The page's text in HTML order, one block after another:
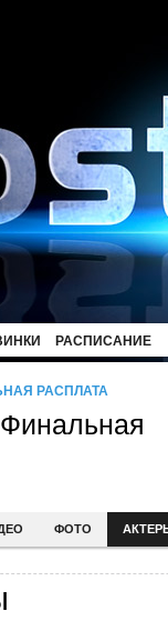
РАСПИСАНИЕ
РАСПЛАТА
ФОТО